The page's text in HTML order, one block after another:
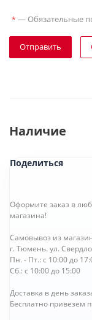
* — Обязательные
Отправить
Наличие
Поделиться
Оформите заказ в
магазина!
Самовывоз из
г. Тюмень. ул.
Пн. - Пт.: с 10:00 до
Сб.: с 10:00 до 15:00
Доставка в день
Бесплатно привезем